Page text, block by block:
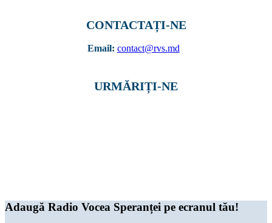
CONTACTAȚI-NE
Email: contact@rvs.md
URMĂRIȚI-NE
Adaugă Radio Vocea Speranței pe ecranul tău!